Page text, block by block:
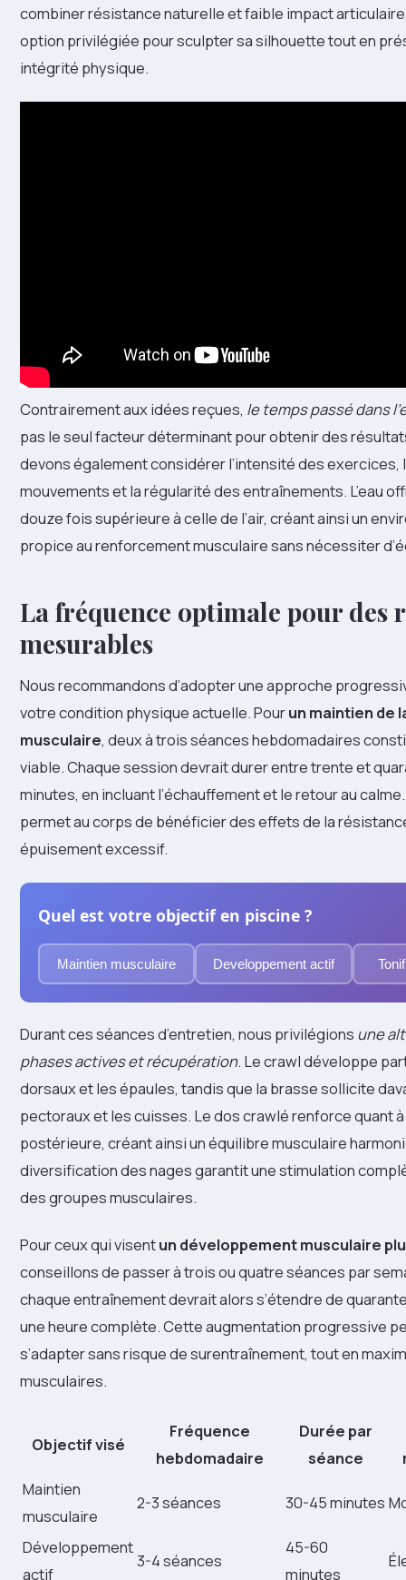
combiner résistance naturelle et faible impact
option privilégiée pour sculpter sa silhouette tout en
intégrité physique.
Contrairement aux idées reçues, le temps passé dans
pas le seul facteur déterminant pour obtenir des
devons également considérer l’intensité des exercices,
mouvements et la régularité des entraînements. L’eau
douze fois supérieure à celle de l’air, créant ainsi un
propice au renforcement musculaire sans nécessiter
La fréquence optimale pour des
mesurables
Nous recommandons d’adopter une approche
votre condition physique actuelle. Pourun maintien de
musculaire, deux à trois séances hebdomadaires
viable. Chaque session devrait durer entre trente et
minutes, en incluant l’échauffement et le retour au
permet au corps de bénéficier des effets de la
épuisement excessif.
Quel est votre objectif en piscine ?
Maintien musculaire Developpement actif
Durant ces séances d’entretien, nous privilégions une
phases actives et récupération. Le crawl développe
dorsaux et les épaules, tandis que la brasse sollicite
pectoraux et les cuisses. Le dos crawlé renforce quant à
postérieure, créant ainsi un équilibre musculaire
diversification des nages garantit une stimulation
des groupes musculaires.
Pour ceux qui visentun développement musculaire
conseillons de passer à trois ou quatre séances par
chaque entraînement devrait alors s’étendre de
une heure complète. Cette augmentation progressive
s’adapter sans risque de surentraînement, tout en
musculaires.
Objectif visé
Fréquence
hebdomadaire
Durée par
séance
Maintien
musculaire
2-3 séances 30-45 minutes
Développement
actif
3-4 séances
45-60
minutes